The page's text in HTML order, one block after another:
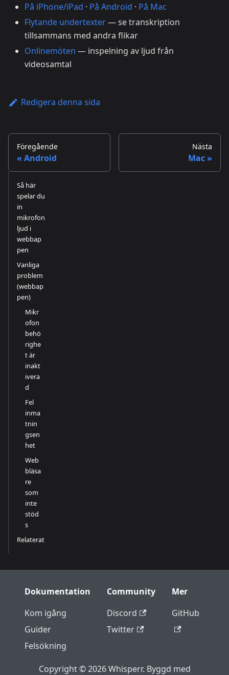
På iPhone/iPad · På Android · På Mac
Flytande undertexter— se transkription
tillsammans med andra flikar
Onlinemöten — inspelning av ljud från
videosamtal
Redigera denna sida
Föregående
Android
Nästa
Mac
Så här
spelar du
in
mikrofon
ljud i
webbap
pen
Vanliga
problem
(webbap
pen)
Mikr
ofon
behö
righe
t är
inakt
ivera
d
Fel
inma
tnin
gsen
het
Web
bläsa
re
som
inte
stöd
s
Relaterat
Dokumentation
Kom igång
Guider
Felsökning
Community
Discord
Twitter
Mer
GitHub
Copyright © 2026 Whisperr. Byggd med